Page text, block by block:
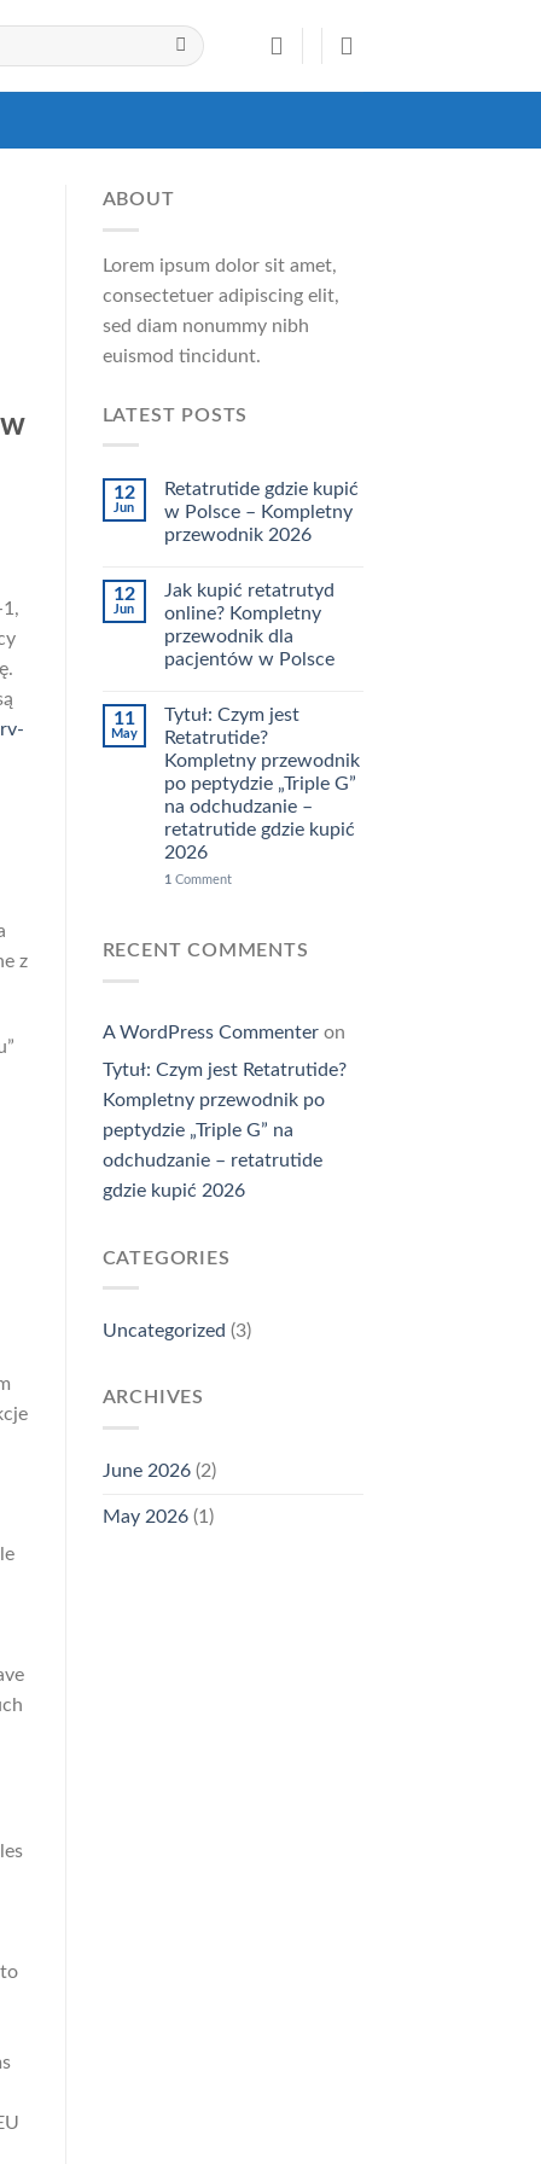
z
ABOUT
Lorem ipsum dolor sit amet,
consectetuer adipiscing elit,
sed diam nonummy nibh
euismod tincidunt.
LATEST POSTS
12
Jun
Retatrutide gdzie kupić
w Polsce – Kompletny
przewodnik 2026
12
Jun
Jak kupić retatrutyd
online? Kompletny
przewodnik dla
pacjentów w Polsce
11
May
Tytuł: Czym jest
Retatrutide?
Kompletny przewodnik
po peptydzie „Triple G”
na odchudzanie –
retatrutide gdzie kupić
2026
1 Comment
RECENT COMMENTS
A WordPress Commenteron
Tytuł: Czym jest Retatrutide?
Kompletny przewodnik po
peptydzie „Triple G” na
odchudzanie – retatrutide
gdzie kupić 2026
CATEGORIES
Uncategorized (3)
ARCHIVES
June 2026(2)
May 2026(1)